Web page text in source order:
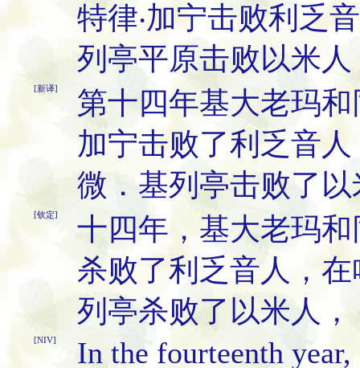
特律‧加宁击败利乏
列亭平原击败以米人
[新译]
第十四年基大老玛
加宁击败了利乏音
微．基列亭击败了
[钦定]
十四年，基大老玛
杀败了利乏音人，
列亭杀败了以米人，
[NIV]
In the fourteenth